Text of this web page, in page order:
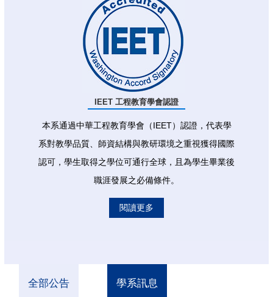
IEET 工程教育學會認證
本系通過中華工程教育學會（IEET）認證，代表學
系對教學品質、師資結構與教研環境之重視獲得國際
認可，學生取得之學位可通行全球，且為學生畢業後
職涯發展之必備條件。
閱讀更多
全部公告 學系訊息